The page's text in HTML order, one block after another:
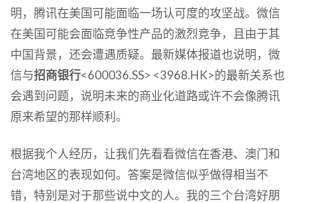
明，腾讯在美国可能面临一场认可度的攻坚战。微信
在美国可能会面临竞争性产品的激烈竞争，且由于其
中国背景，还会遭遇质疑。最新媒体报道也说明，微
信与招商银行<600036.SS> <3968.HK>的最新关系也
会遇到问题，说明未来的商业化道路或许不会像腾讯
原来希望的那样顺利。
根据我个人经历，让我们先看看微信在香港、澳门和
台湾地区的表现如何。答案是微信似乎做得相当不
错，特别是对于那些说中文的人。我的三个台湾好朋